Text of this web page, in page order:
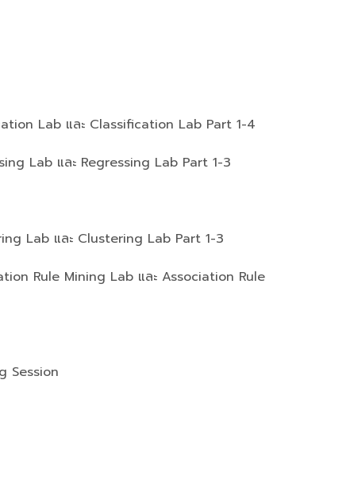
Lab และ Classification Lab Part 1-4
Lab และ Regressing Lab Part 1-3
Lab และ Clustering Lab Part 1-3
Rule Mining Lab และ Association Rule
Session